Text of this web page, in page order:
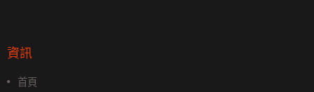
資訊
首頁